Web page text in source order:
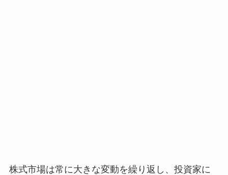
株式市場は常に大きな変動を繰り返し、投資家に